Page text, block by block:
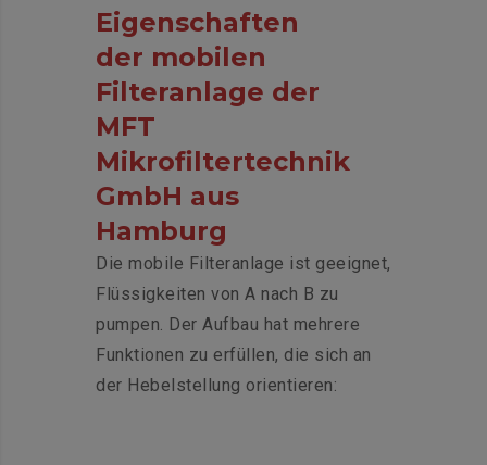
Eigenschaften
der mobilen
Filteranlage der
MFT
Mikrofiltertechnik
GmbH aus
Hamburg
Die mobile Filteranlage ist geeignet,
Flüssigkeiten von A nach B zu
pumpen. Der Aufbau hat mehrere
Funktionen zu erfüllen, die sich an
der Hebelstellung orientieren: